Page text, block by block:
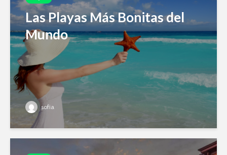
Las Playas Más Bonitas del
Mundo
sofia